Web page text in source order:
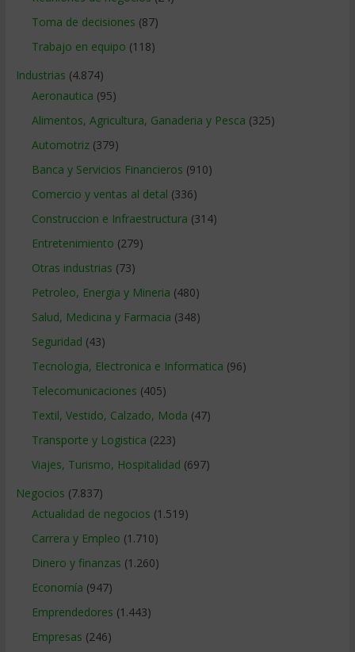
Toma de decisiones (87)
Trabajo en equipo (118)
Industrias (4.874)
Aeronautica (95)
Alimentos, Agricultura, Ganaderia y Pesca (325)
Automotriz(379)
Banca y Servicios Financieros (910)
Comercio y ventas al detal (336)
Construccion e Infraestructura (314)
Entretenimiento (279)
Otras industrias (73)
Petroleo, Energia y Mineria (480)
Salud, Medicina y Farmacia (348)
Seguridad (43)
Tecnologia, Electronica e Informatica (96)
Telecomunicaciones (405)
Textil, Vestido, Calzado, Moda (47)
Transporte y Logistica (223)
Viajes, Turismo, Hospitalidad (697)
Negocios (7.837)
Actualidad de negocios (1.519)
Carrera y Empleo (1.710)
Dinero y finanzas (1.260)
Economía (947)
Emprendedores (1.443)
Empresas (246)